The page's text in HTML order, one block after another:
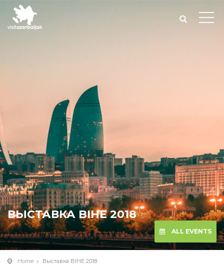
ВЫСТАВКА BIHE 2018
ALL EVENTS
Home Выставка BIHE 2018